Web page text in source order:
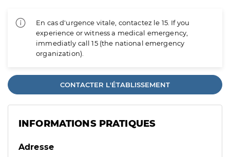
En cas d'urgence vitale, contactez le 15. If you
experience or witness a medical emergency,
immediatly call 15 (the national emergency
organization).
CONTACTER L'ÉTABLISSEMENT
INFORMATIONS PRATIQUES
Adresse